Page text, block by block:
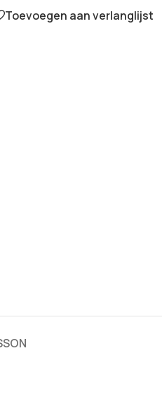
Toevoegen aan verlanglijst